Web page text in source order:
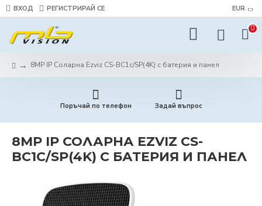
ВХОД РЕГИСТРИРАЙ СЕ EUR
0
8MP IP Соларна Ezviz CS-BC1c/SP(4K) с батерия и панел
Поръчай по телефон Задай въпрос
8MP IP СОЛАРНА EZVIZ CS-
BC1C/SP(4K) С БАТЕРИЯ И ПАНЕЛ